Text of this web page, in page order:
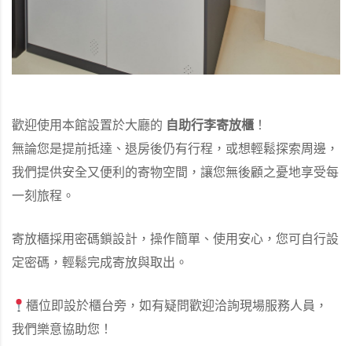
歡迎使用本館設置於大廳的 自助行李寄放櫃 ！
無論您是提前抵達、退房後仍有行程，或想輕鬆探索周邊，
我們提供安全又便利的寄物空間，讓您無後顧之憂地享受每
一刻旅程。
寄放櫃採用密碼鎖設計，操作簡單、使用安心，您可自行設
定密碼，輕鬆完成寄放與取出。
櫃位即設於櫃台旁，如有疑問歡迎洽詢現場服務人員，
我們樂意協助您！